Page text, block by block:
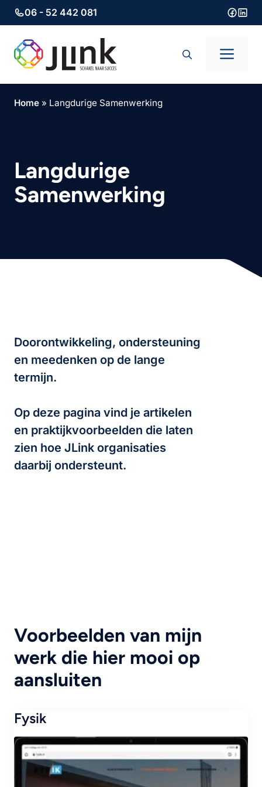
06 - 52 442 081
naar
Home » Langdurige Samenwerking
Langdurige
Samenwerking
Doorontwikkeling, ondersteuning
en meedenken op de lange
termijn.
Op deze pagina vind je artikelen
en praktijkvoorbeelden die laten
zien hoe JLink organisaties
daarbij ondersteunt.
Voorbeelden van mijn
werk die hier mooi op
aansluiten
Fysik